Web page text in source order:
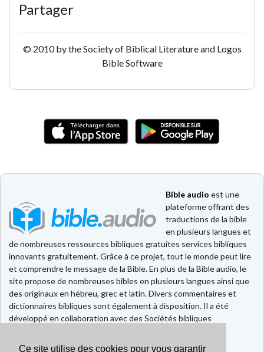
Ce site utilise des cookies pour vous garantir
Partager
© 2010 by the Society of Biblical Literature and Logos
Bible Software
Bible audio est une
plateforme offrant des
traductions de la bible
en plusieurs langues et
de nombreuses ressources bibliques gratuites services bibliques
innovants gratuitement. Grâce à ce projet, tout le monde peut lire
et comprendre le message de la Bible. En plus de la Bible audio, le
site propose de nombreuses bibles en plusieurs langues ainsi que
des originaux en hébreu, grec et latin. Divers commentaires et
dictionnaires bibliques sont également à disposition. Il a été
développé en collaboration avec des Sociétés bibliques